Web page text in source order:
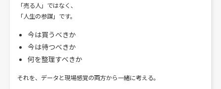
「売る人」ではなく、
「人生の参謀」です。
今は買うべきか
今は待つべきか
何を整理すべきか
それを、データと現場感覚の両方から一緒に考える。